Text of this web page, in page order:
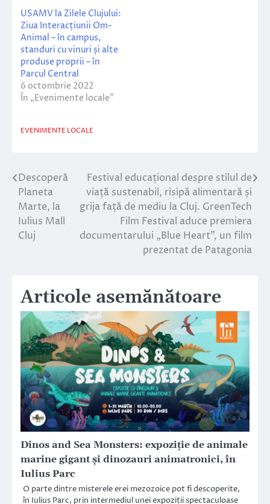
USAMV la Zilele Clujului:
Ziua Interacțiunii Om-
Animal – în campus,
standuri cu vinuri și alte
produse proprii – în
Parcul Central
6 octombrie 2022
În „Evenimente locale”
EVENIMENTE LOCALE
Navigare
în
articole
Descoperă
Planeta
Marte, la
Iulius Mall
Cluj
Festival educațional despre stilul de
viață sustenabil, risipă alimentară și
grija față de mediu la Cluj. GreenTech
Film Festival aduce premiera
documentarului „Blue Heart”, un film
prezentat de Patagonia
Articole asemănătoare
Dinos and Sea Monsters: expoziție de animale
marine gigant și dinozauri animatronici, în
Iulius Parc
O parte dintre misterele erei mezozoice pot fi descoperite,
în Iulius Parc, prin intermediul unei expoziții spectaculoase